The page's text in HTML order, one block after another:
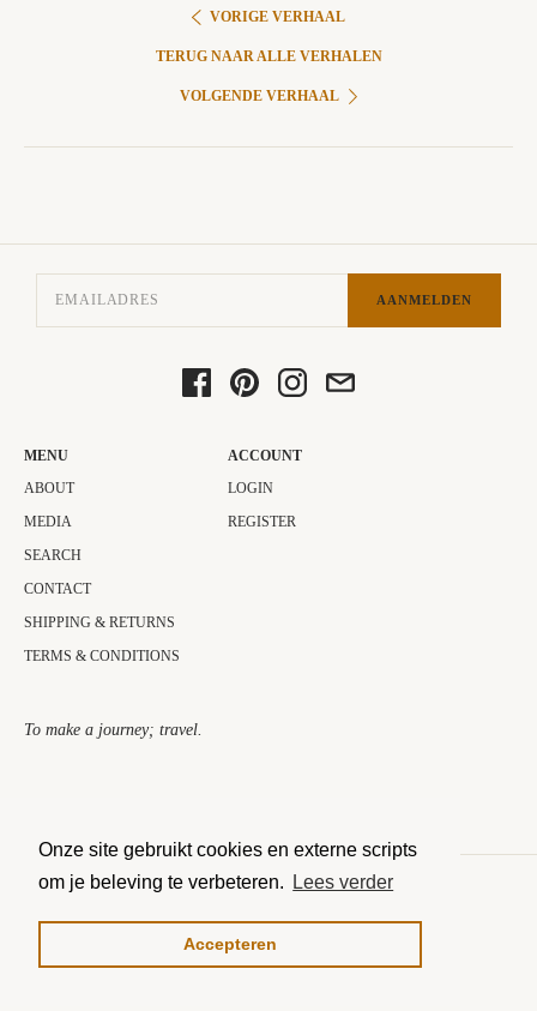
Onze site gebruikt cookies en externe scripts
om je beleving te verbeteren.
Lees verder
Accepteren
VORIGE VERHAAL
TERUG NAAR ALLE VERHALEN
VOLGENDE VERHAAL
AANMELDEN
MENU
ABOUT
MEDIA
SEARCH
CONTACT
SHIPPING & RETURNS
TERMS & CONDITIONS
ACCOUNT
LOGIN
REGISTER
To make a journey; travel.​
MOGELIJK GEMAAKT DOOR SHOPIFY